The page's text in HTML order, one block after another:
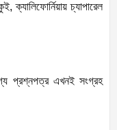
ক্যালিফোর্নিয়ায় চ্যাপারেল
প্রশ্নপত্র এখনই সংগ্রহ